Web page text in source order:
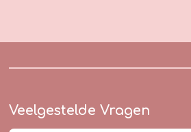
Veelgestelde Vragen